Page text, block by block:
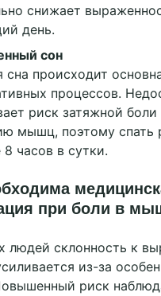
снижает
день.
сон
сна происходит
процессов.
риск затяжной
мышц, поэтому спать
8 часов в сутки.
при боли в
людей склонность к
из-за
риск